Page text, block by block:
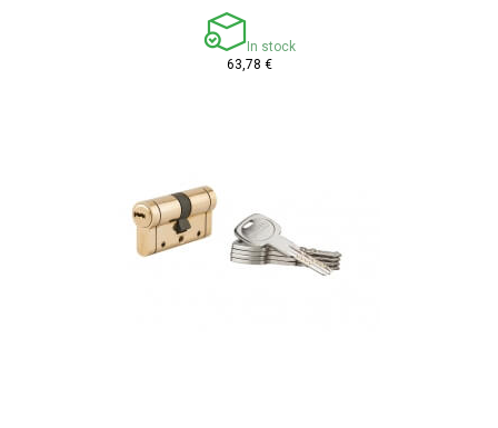
In stock
63,78 €